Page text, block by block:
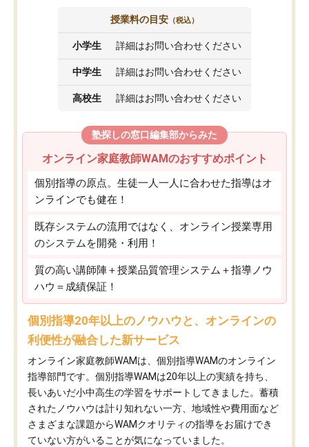
授業料の目安 （税込）
小学生 詳細はお問い合わせください
中学生 詳細はお問い合わせください
高校生 詳細はお問い合わせください
塾探しの窓口編集部からみた
オンライン家庭教師WAMのおすすめポイント
個別指導の原点。生徒一人一人に合わせた指導はオ
ンラインでも健在！
既存システムの流用ではなく、オンライン授業専用
のシステムを開発・利用！
質の高い講師陣＋授業品質管理システム＋指導ノウ
ハウ＝成績保証！
個別指導20年以上のノウハウと、オンラインの
利便性が融合した新サービス
オンライン家庭教師WAMは、個別指導WAMのオンライン
指導部門です。個別指導WAMは20年以上の実績を持ち、
長いあいだ小中高生の学習をサポートしてきました。蓄積
されたノウハウは計り知れない一方、地域性や費用面など
さまざまな課題からWAMクオリティの指導をお届けでき
ていない方がいることが気になっていました。